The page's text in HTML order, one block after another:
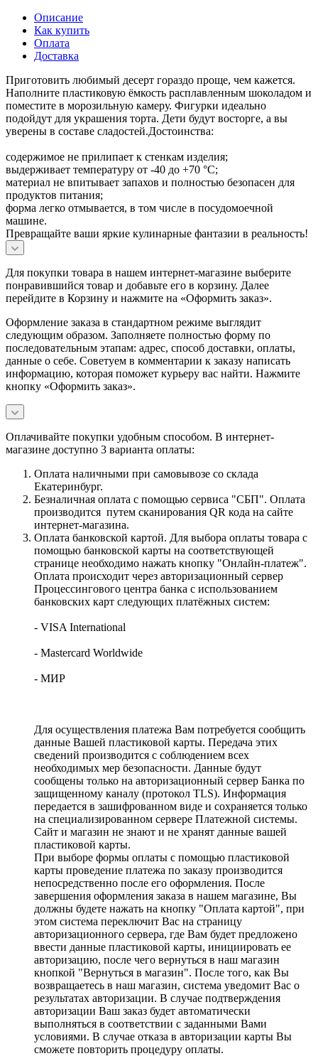
Описание
Как купить
Оплата
Доставка
Приготовить любимый десерт гораздо проще, чем кажется.
Наполните пластиковую ёмкость расплавленным шоколадом и
поместите в морозильную камеру. Фигурки идеально
подойдут для украшения торта. Дети будут восторге, а вы
уверены в составе сладостей.Достоинства:
содержимое не прилипает к стенкам изделия;
выдерживает температуру от -40 до +70 °С;
материал не впитывает запахов и полностью безопасен для
продуктов питания;
форма легко отмывается, в том числе в посудомоечной
машине.
Превращайте ваши яркие кулинарные фантазии в реальность!
Для покупки товара в нашем интернет-магазине выберите
понравившийся товар и добавьте его в корзину. Далее
перейдите в Корзину и нажмите на «Оформить заказ».
Оформление заказа в стандартном режиме выглядит
следующим образом. Заполняете полностью форму по
последовательным этапам: адрес, способ доставки, оплаты,
данные о себе. Советуем в комментарии к заказу написать
информацию, которая поможет курьеру вас найти. Нажмите
кнопку «Оформить заказ».
Оплачивайте покупки удобным способом. В интернет-
магазине доступно 3 варианта оплаты:
Оплата наличными при самовывозе со склада
Екатеринбург.
Безналичная оплата с помощью сервиса "СБП". Оплата
производится путем сканирования QR кода на сайте
интернет-магазина.
Оплата банковской картой. Для выбора оплаты товара с
помощью банковской карты на соответствующей
странице необходимо нажать кнопку "Онлайн-платеж".
Оплата происходит через авторизационный сервер
Процессингового центра банка с использованием
банковских карт следующих платёжных систем:
- VISA International
- Mastercard Worldwide
- МИР
Для осуществления платежа Вам потребуется сообщить
данные Вашей пластиковой карты. Передача этих
сведений производится с соблюдением всех
необходимых мер безопасности. Данные будут
сообщены только на авторизационный сервер Банка по
защищенному каналу (протокол TLS). Информация
передается в зашифрованном виде и сохраняется только
на специализированном сервере Платежной системы.
Сайт и магазин не знают и не хранят данные вашей
пластиковой карты.
При выборе формы оплаты с помощью пластиковой
карты проведение платежа по заказу производится
непосредственно после его оформления. После
завершения оформления заказа в нашем магазине, Вы
должны будете нажать на кнопку "Оплата картой", при
этом система переключит Вас на страницу
авторизационного сервера, где Вам будет предложено
ввести данные пластиковой карты, инициировать ее
авторизацию, после чего вернуться в наш магазин
кнопкой "Вернуться в магазин". После того, как Вы
возвращаетесь в наш магазин, система уведомит Вас о
результатах авторизации. В случае подтверждения
авторизации Ваш заказ будет автоматически
выполняться в соответствии с заданными Вами
условиями. В случае отказа в авторизации карты Вы
сможете повторить процедуру оплаты.